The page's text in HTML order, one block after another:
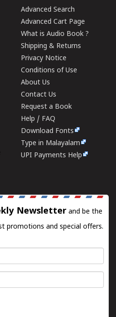
Advanced Search
Advanced Cart Page
What is Audio Book ?
Shipping & Returns
Privacy Notice
Conditions of Use
About Us
Contact Us
Request a Book
Help / FAQ
Download Fonts
Type in Malayalam
UPI Payments Help
Newsletter and be the
promotions and special offers.